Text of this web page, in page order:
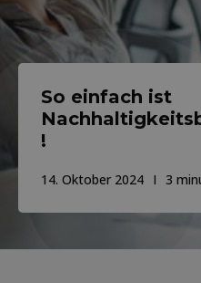
So einfach ist
!
14. Oktober 2024 3